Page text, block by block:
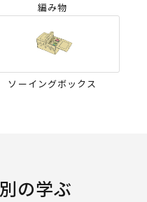
編み物
ソーイングボックス
の学ぶ